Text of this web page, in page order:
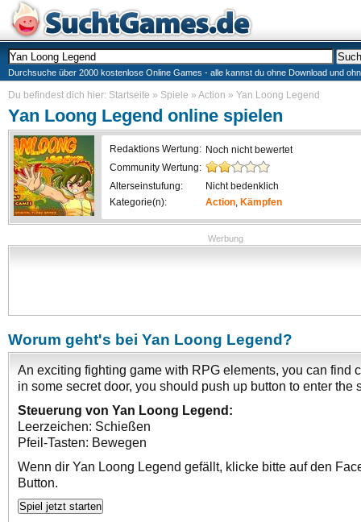
Durchsuche über 2000 kostenlose Online Games - alle kannst du ohne Download und
Du befindest dich hier: Startseite » Spiele » Action » Yan Loong Legend
Yan Loong Legend online spielen
Redaktions Wertung: Noch nicht bewertet
Community Wertung:
Alterseinstufung:
Nicht bedenklich
Kategorie(n):
Action, Kämpfen
Werbung
Worum geht's bei Yan Loong Legend ?
An exciting fighting game with RPG elements, you can find
in some secret door, you should push up button to enter the
Steuerung von Yan Loong Legend:
Leerzeichen: Schießen
Pfeil-Tasten: Bewegen
Wenn dir Yan Loong Legend gefällt, klicke bitte auf den
Button.